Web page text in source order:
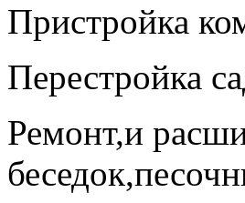
Пристройка
Перестройка
Ремонт,и